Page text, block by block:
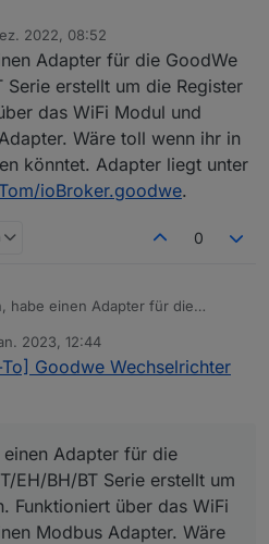
2022, 08:52
Adapter für die GoodWe
Serie erstellt um die Register
das WiFi Modul und
Wäre toll wenn ihr in
könntet. Adapter liegt unter
ioBroker.goodwe.
0
habe einen Adapter für die
Funktioniert über das WiFi
keinen Modbus Adapter. Wäre
und feedback geben könntet.
2023, 12:44
Goodwe Wechselrichter
Adapter für die
EH/BH/BT Serie erstellt um
Funktioniert über das WiFi
Modbus Adapter. Wäre